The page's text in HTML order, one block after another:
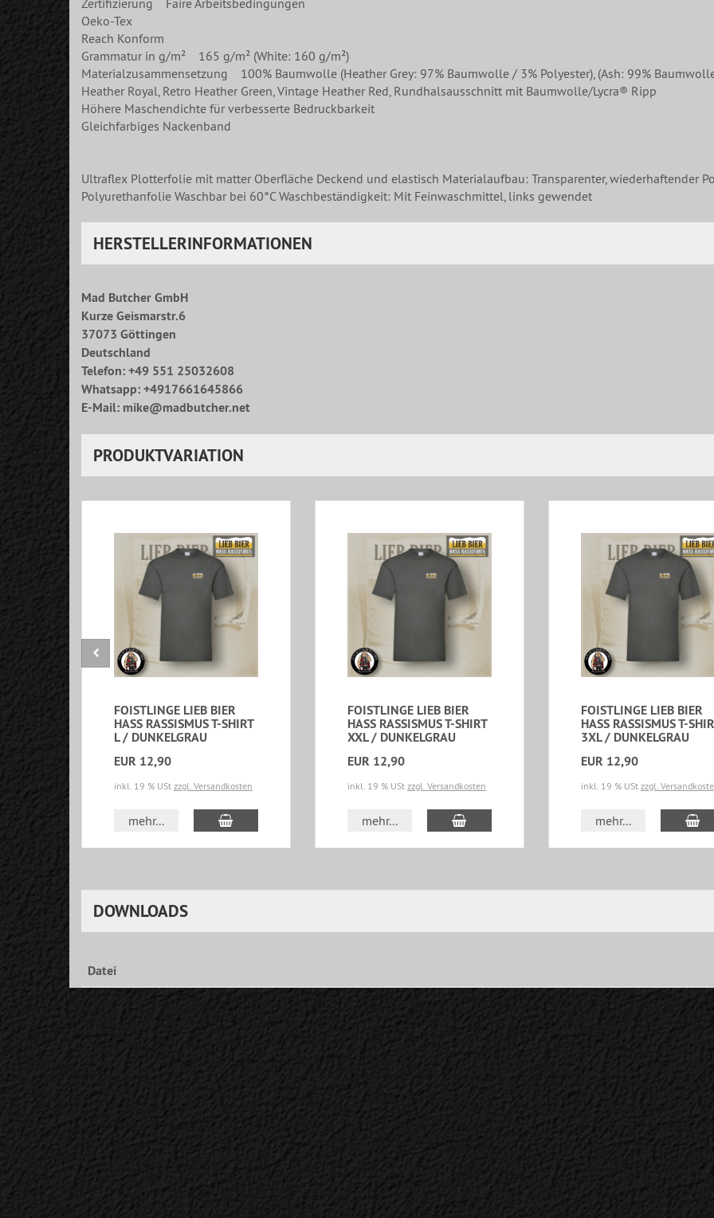
Zertifizierung Faire Arbeitsbedingungen
Oeko-Tex
Reach Konform
Grammatur in g/m² 165 g/m² (White: 160 g/m²)
Materialzusammensetzung 100% Baumwolle (Heather Grey: 97% Baumwolle / 3% Polyester), (Ash: 99%
Heather Royal, Retro Heather Green, Vintage Heather Red, Rundhalsausschnitt mit Baumwolle/Lycra® Ripp
Höhere Maschendichte für verbesserte Bedruckbarkeit
Gleichfarbiges Nackenband
Ultraflex Plotterfolie mit matter Oberfläche Deckend und elastisch Materialaufbau: Transparenter, wiederhaftender
Polyurethanfolie Waschbar bei 60°C Waschbeständigkeit: Mit Feinwaschmittel, links gewendet
HERSTELLERINFORMATIONEN
Mad Butcher GmbH
Kurze Geismarstr.6
37073 Göttingen
Deutschland
Telefon: +49 551 25032608
Whatsapp: +4917661645866
E-Mail: mike@madbutcher.net
PRODUKTVARIATION
FOISTLINGE LIEB BIER
HASS RASSISMUS T-SHIRT
L / DUNKELGRAU
EUR 12,90
inkl. 19 % USt zzgl. Versandkosten
mehr... In den Warenkorb
FOISTLINGE LIEB BIER
HASS RASSISMUS T-SHIRT
XXL / DUNKELGRAU
EUR 12,90
inkl. 19 % USt zzgl. Versandkosten
mehr... In den Warenkorb
FOISTLINGE LIEB BIER
HASS RASSISMUS T-
3XL / DUNKELGRAU
EUR 12,90
inkl. 19 % USt zzgl.
mehr... In
DOWNLOADS
Datei